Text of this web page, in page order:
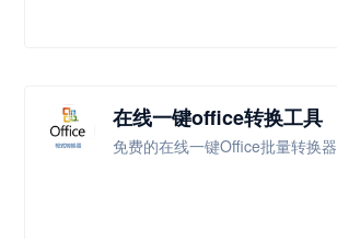
在线一键office转换工具
免费的在线一键Office批量转换器